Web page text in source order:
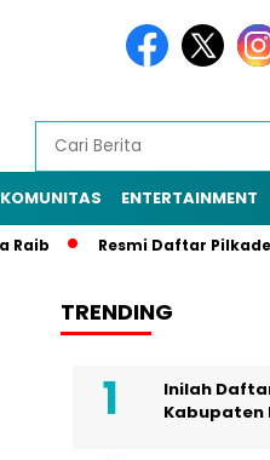
KOMUNITAS ENTERTAINMENT
Resmi Daftar Pilkades,
TRENDING
Inilah
Kabupaten